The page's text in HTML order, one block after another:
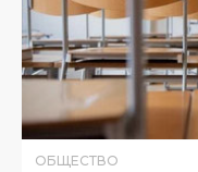
ОБЩЕСТВО